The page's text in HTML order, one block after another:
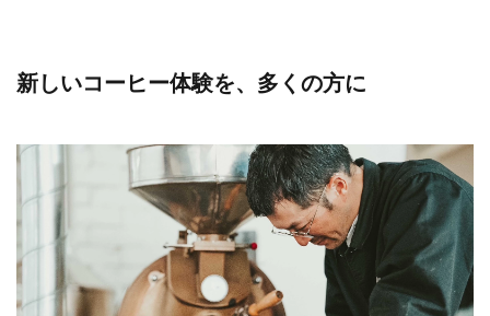
新しいコーヒー体験を、多くの方に